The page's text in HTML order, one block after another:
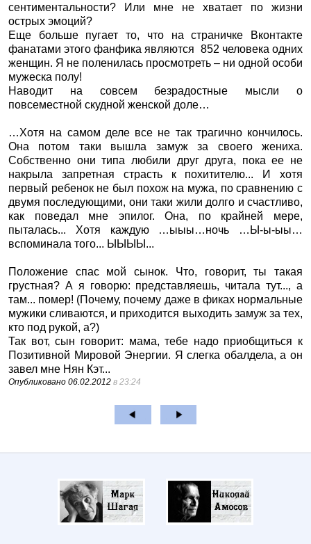
сентиментальности? Или мне не хватает по жизни
острых эмоций?
Еще больше пугает то, что на страничке Вконтакте
фанатами этого фанфика являются 852 человека одних
женщин. Я не поленилась просмотреть – ни одной особи
мужеска полу!
Наводит на совсем безрадостные мысли о
повсеместной скудной женской доле…
…Хотя на самом деле все не так трагично кончилось.
Она потом таки вышла замуж за своего жениха.
Собственно они типа любили друг друга, пока ее не
накрыла запретная страсть к похитителю... И хотя
первый ребенок не был похож на мужа, по сравнению с
двумя последующими, они таки жили долго и счастливо,
как поведал мне эпилог. Она, по крайней мере,
пыталась... Хотя каждую …ыыы…ночь …Ы-ы-ыы…
вспоминала того... ЫЫЫЫ...
Положение спас мой сынок. Что, говорит, ты такая
грустная? А я говорю: представляешь, читала тут..., а
там... помер! (Почему, почему даже в фиках нормальные
мужики сливаются, и приходится выходить замуж за тех,
кто под рукой, а?)
Так вот, сын говорит: мама, тебе надо приобщиться к
Позитивной Мировой Энергии. Я слегка обалдела, а он
завел мне Нян Кэт...
Опубликовано 06.02.2012 в 23:24